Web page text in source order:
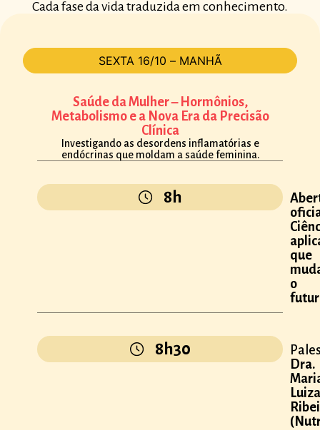
Cada fase da vida traduzida em conhecimento.
SEXTA 16/10 – MANHÃ
Saúde da Mulher – Hormônios,
Metabolismo e a Nova Era da Precisão
Clínica
Investigando as desordens inflamatórias e
endócrinas que moldam a saúde feminina.
8h
que
o
8h30
Dra.
Luiza